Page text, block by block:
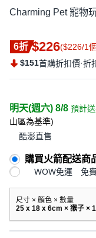
Charming Pet 寵物
6折 $226($226/1
$151首購折扣價·折
明天(週六) 8/8 預計
山區為基準)
酷澎直售
購買火箭配送商
WOW免運 免
尺寸 × 顏色 × 數量
25 x 18 x 6cm × 猴子 ×